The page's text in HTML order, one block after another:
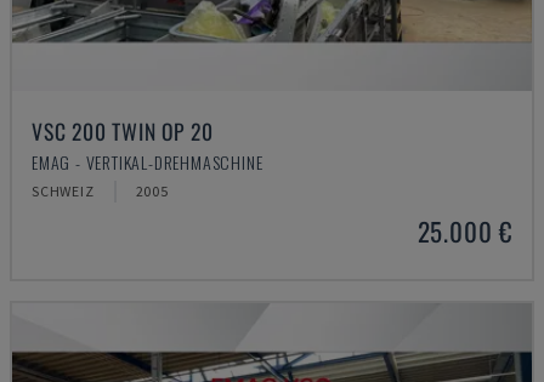
VSC 200 TWIN OP 20
EMAG - VERTIKAL-DREHMASCHINE
SCHWEIZ 2005
25.000 €